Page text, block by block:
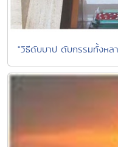
"วิธีดับบาป ดับกรรมทั้งหล